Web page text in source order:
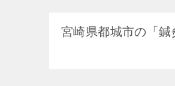
宮崎県都城市の「鍼